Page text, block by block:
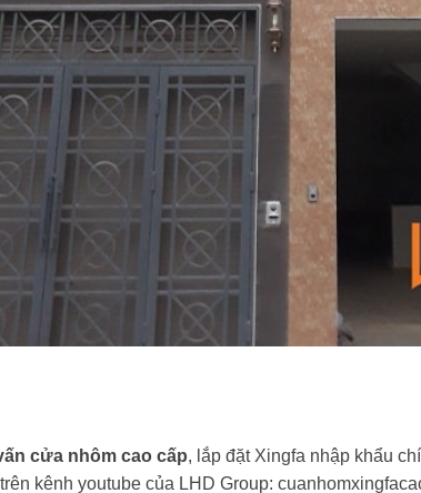
cửa nhôm cao cấp, lắp đặt Xingfa nhập khẩu
kênh youtube của LHD Group: